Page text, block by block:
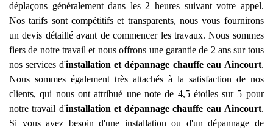
déplaçons généralement dans les 2 heures suivant votre appel.
Nos tarifs sont compétitifs et transparents, nous vous fournirons
un devis détaillé avant de commencer les travaux. Nous sommes
fiers de notre travail et nous offrons une garantie de 2 ans sur tous
nos services d'installation et dépannage chauffe eau Aincourt.
Nous sommes également très attachés à la satisfaction de nos
clients, qui nous ont attribué une note de 4,5 étoiles sur 5 pour
notre travail d'installation et dépannage chauffe eau Aincourt.
Si vous avez besoin d'une installation ou d'un dépannage de